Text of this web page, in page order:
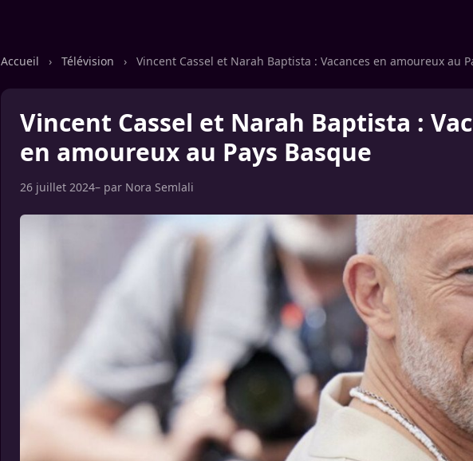
Accueil › Télévision › Vincent Cassel et Narah Baptista : Vacances en amoureux au
Vincent Cassel et Narah Baptista :
en amoureux au Pays Basque
26 juillet 2024– par Nora Semlali